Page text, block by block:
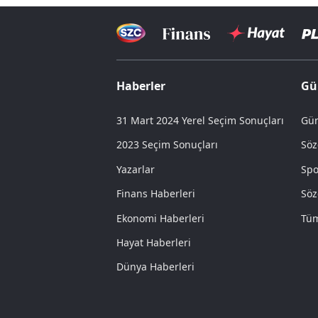
Haberler
31 Mart 2024 Yerel Seçim Sonuçları
2023 Seçim Sonuçları
Yazarlar
Finans Haberleri
Ekonomi Haberleri
Hayat Haberleri
Dünya Haberleri